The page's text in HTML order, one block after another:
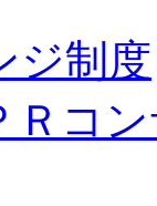
ジ制度
Ｒコ